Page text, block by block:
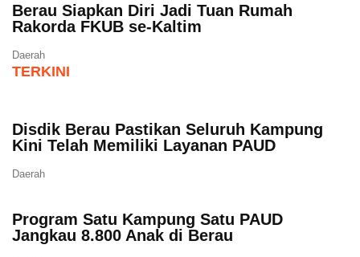
Berau Siapkan Diri Jadi Tuan Rumah
Rakorda FKUB se-Kaltim
Daerah
TERKINI
Disdik Berau Pastikan Seluruh Kampung
Kini Telah Memiliki Layanan PAUD
Daerah
Program Satu Kampung Satu PAUD
Jangkau 8.800 Anak di Berau